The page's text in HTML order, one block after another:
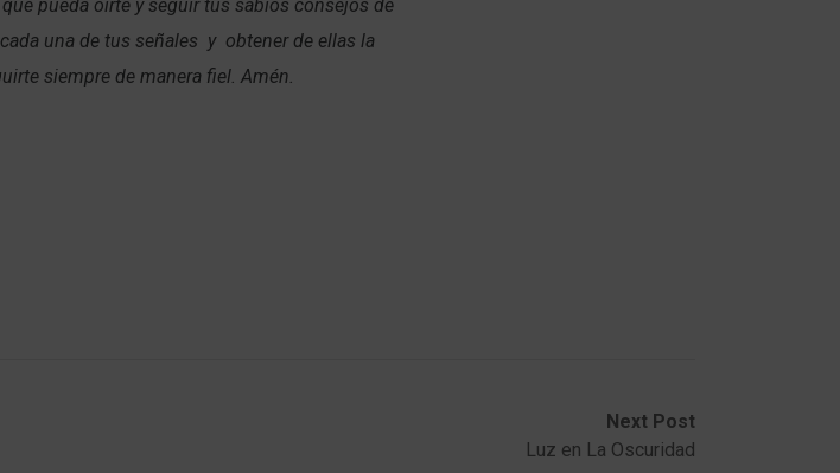
pueda oírte y seguir tus sabios consejos de
una de tus señales y obtener de ellas la
siempre de manera fiel. Amén.
Next Post
Luz en La Oscuridad